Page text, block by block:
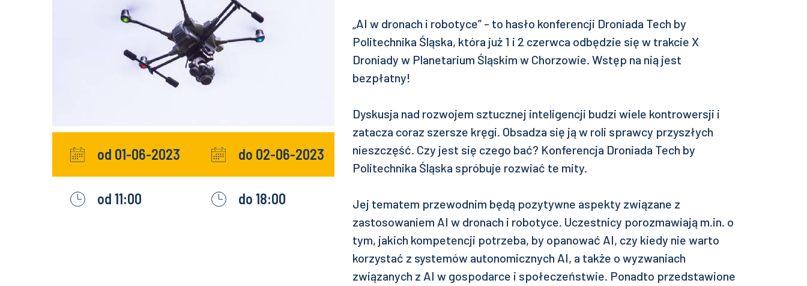
od 01-06-2023
od 11:00
do 02-06-2023
do 18:00
„AI w dronach i robotyce” - to hasło konferencji Droniada Tech by
Politechnika Śląska, która już 1 i 2 czerwca odbędzie się w trakcie X
Droniady w Planetarium Śląskim w Chorzowie. Wstęp na nią jest
bezpłatny!
Dyskusja nad rozwojem sztucznej inteligencji budzi wiele kontrowersji i
zatacza coraz szersze kręgi. Obsadza się ją w roli sprawcy przyszłych
nieszczęść. Czy jest się czego bać? Konferencja Droniada Tech by
Politechnika Śląska spróbuje rozwiać te mity.
Jej tematem przewodnim będą pozytywne aspekty związane z
zastosowaniem AI w dronach i robotyce. Uczestnicy porozmawiają m.in. o
tym, jakich kompetencji potrzeba, by opanować AI, czy kiedy nie warto
korzystać z systemów autonomicznych AI, a także o wyzwaniach
związanych z AI w gospodarce i społeczeństwie. Ponadto przedstawione